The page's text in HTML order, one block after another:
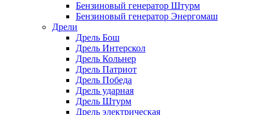
Бензиновый генератор Штурм
Бензиновый генератор Энергомаш
Дрели
Дрель Бош
Дрель Интерскол
Дрель Кольнер
Дрель Патриот
Дрель Победа
Дрель ударная
Дрель Штурм
Дрель электрическая